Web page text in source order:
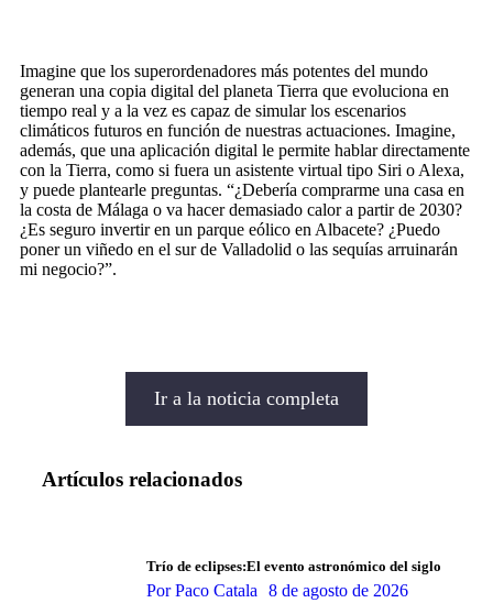
Imagine que los superordenadores más potentes del mundo
generan una copia digital del planeta Tierra que evoluciona en
tiempo real y a la vez es capaz de simular los escenarios
climáticos futuros en función de nuestras actuaciones. Imagine,
además, que una aplicación digital le permite hablar directamente
con la Tierra, como si fuera un asistente virtual tipo Siri o Alexa,
y puede plantearle preguntas. “¿Debería comprarme una casa en
la costa de Málaga o va hacer demasiado calor a partir de 2030?
¿Es seguro invertir en un parque eólico en Albacete? ¿Puedo
poner un viñedo en el sur de Valladolid o las sequías arruinarán
mi negocio?”.
Ir a la noticia completa
Artículos relacionados
Trío de eclipses:El evento astronómico del siglo
PorPaco Catala 8 de agosto de 2026